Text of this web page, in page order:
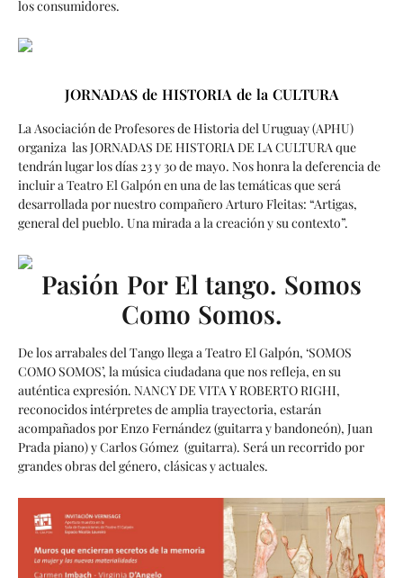
los consumidores.
JORNADAS de HISTORIA de la CULTURA
La Asociación de Profesores de Historia del Uruguay (APHU)
organiza las JORNADAS DE HISTORIA DE LA CULTURA que
tendrán lugar los días 23 y 30 de mayo. Nos honra la deferencia de
incluir a Teatro El Galpón en una de las temáticas que será
desarrollada por nuestro compañero Arturo Fleitas: “Artigas,
general del pueblo. Una mirada a la creación y su contexto”.
Pasión Por El tango. Somos
Como Somos.
De los arrabales del Tango llega a Teatro El Galpón, ‘SOMOS
COMO SOMOS’, la música ciudadana que nos refleja, en su
auténtica expresión. NANCY DE VITA Y ROBERTO RIGHI,
reconocidos intérpretes de amplia trayectoria, estarán
acompañados por Enzo Fernández (guitarra y bandoneón), Juan
Prada piano) y Carlos Gómez (guitarra). Será un recorrido por
grandes obras del género, clásicas y actuales.